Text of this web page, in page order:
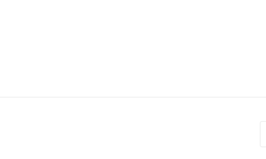
системе защиты волос от сухости и ломкости: